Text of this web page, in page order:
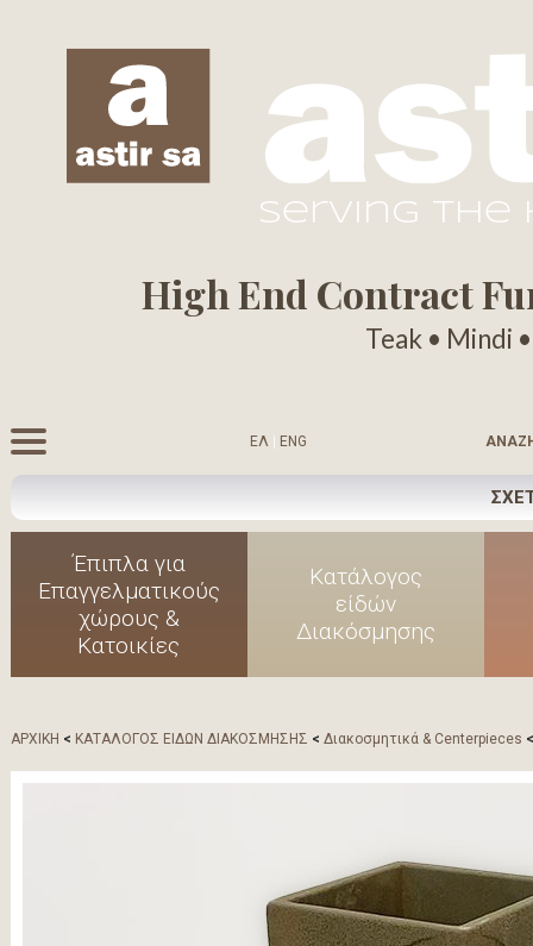
serving the
High End Contract
Teak • Mindi
ΕΛ | ENG
Έπιπλα για
Επαγγελματικούς
χώρους &
Κατοικίες
Κατάλογος
είδών
Διακόσμησης
ΑΡΧΙΚΗ < ΚΑΤΑΛΟΓΟΣ ΕΙΔΩΝ ΔΙΑΚΟΣΜΗΣΗΣ < Διακοσμητικά & Centerpieces